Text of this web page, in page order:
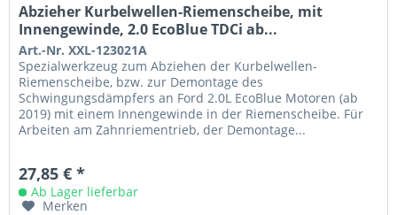
Abzieher Kurbelwellen-Riemenscheibe, mit
Innengewinde, 2.0 EcoBlue TDCi ab...
Art.-Nr. XXL-123021A
Spezialwerkzeug zum Abziehen der Kurbelwellen-
Riemenscheibe, bzw. zur Demontage des
Schwingungsdämpfers an Ford 2.0L EcoBlue Motoren (ab
2019) mit einem Innengewinde in der Riemenscheibe. Für
Arbeiten am Zahnriementrieb, der Demontage...
27,85 € *
Ab Lager lieferbar
Merken